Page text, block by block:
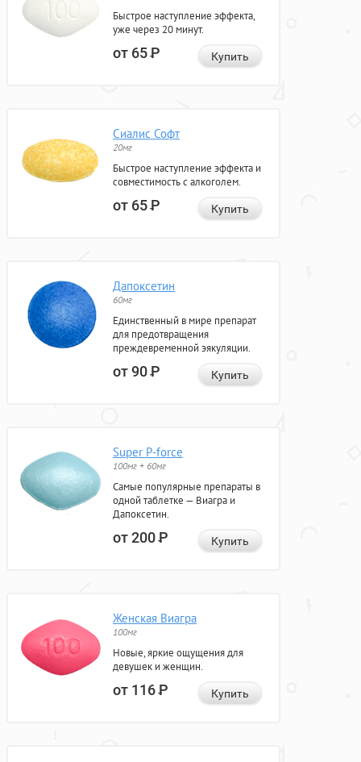
Быстрое наступление эффекта,
уже через 20 минут.
от 65Р Купить
Сиалис Софт
20мг
Быстрое наступление эффекта и
совместимость с алкоголем.
от 65Р Купить
Дапоксетин
60мг
Единственный в мире препарат
для предотвращения
преждевременной эякуляции.
от 90Р Купить
Super P-force
100мг + 60мг
Самые популярные препараты в
одной таблетке — Виагра и
Дапоксетин.
от 200Р Купить
Женская Виагра
100мг
Новые, яркие ощущения для
девушек и женщин.
от 116Р Купить